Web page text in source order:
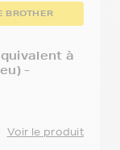
BROTHER
à
-
Voir le produit